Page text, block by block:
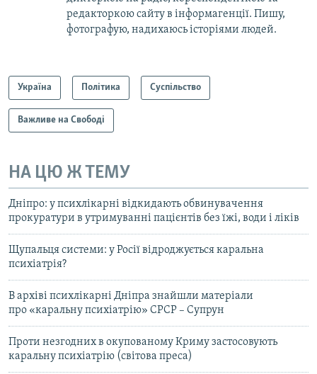
редакторкою сайту в інформагенції. Пишу,
фотографую, надихаюсь історіями людей.
Україна Політика Суспільство
Важливе на Свободі
НА ЦЮ Ж ТЕМУ
Дніпро: у психлікарні відкидають обвинувачення
прокуратури в утримуванні пацієнтів без їжі, води і ліків
Щупальця системи: у Росії відроджується каральна
психіатрія?
В архіві психлікарні Дніпра знайшли матеріали
про «каральну психіатрію» СРСР – Супрун
Проти незгодних в окупованому Криму застосовують
каральну психіатрію (світова преса)